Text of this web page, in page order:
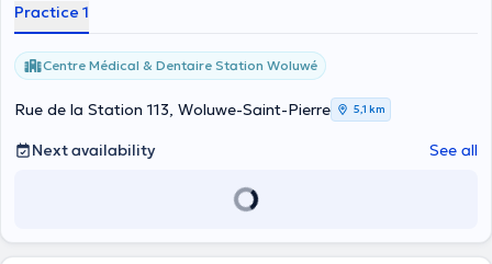
Practice 1
Centre Médical & Dentaire Station Woluwé
Rue de la Station 113, Woluwe-Saint-Pierre 5,1 km
Next availability See all